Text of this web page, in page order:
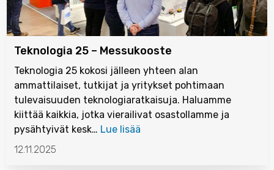
Teknologia 25 – Messukooste
Teknologia 25 kokosi jälleen yhteen alan
ammattilaiset, tutkijat ja yritykset pohtimaan
tulevaisuuden teknologiaratkaisuja. Haluamme
kiittää kaikkia, jotka vierailivat osastollamme ja
pysähtyivät kesk… Lue lisää
12.11.2025